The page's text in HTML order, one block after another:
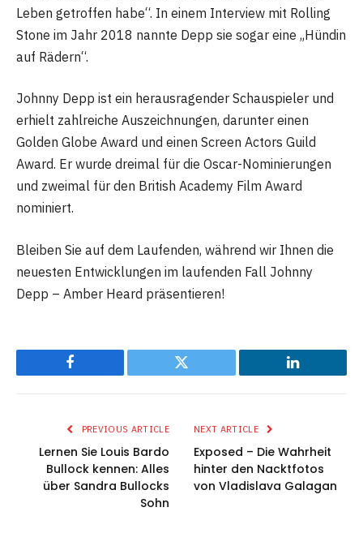
Leben getroffen habe“. In einem Interview mit Rolling
Stone im Jahr 2018 nannte Depp sie sogar eine „Hündin
auf Rädern“.
Johnny Depp ist ein herausragender Schauspieler und
erhielt zahlreiche Auszeichnungen, darunter einen
Golden Globe Award und einen Screen Actors Guild
Award. Er wurde dreimal für die Oscar-Nominierungen
und zweimal für den British Academy Film Award
nominiert.
Bleiben Sie auf dem Laufenden, während wir Ihnen die
neuesten Entwicklungen im laufenden Fall Johnny
Depp – Amber Heard präsentieren!
Facebook Twitter LinkedIn
PREVIOUS ARTICLE
Lernen Sie Louis Bardo
Bullock kennen: Alles
über Sandra Bullocks
Sohn
NEXT ARTICLE
Exposed – Die Wahrheit
hinter den Nacktfotos
von Vladislava Galagan